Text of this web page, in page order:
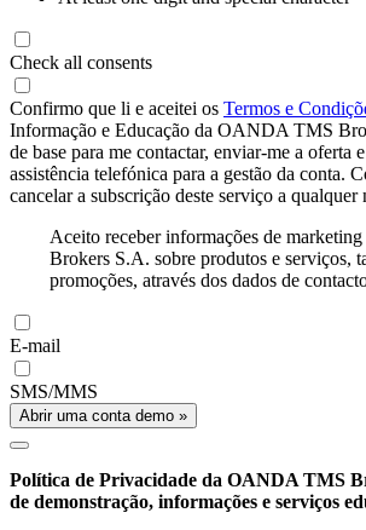
Check all consents
Confirmo que li e aceitei os Termos e
Informação e Educação da OANDA TMS
de base para me contactar, enviar-me a oferta
assistência telefónica para a gestão da conta.
cancelar a subscrição deste serviço a qualquer
Aceito receber informações de
Brokers S.A. sobre produtos e serviços,
promoções, através dos dados de
E-mail
SMS/MMS
Abrir uma conta demo »
Política de Privacidade da OANDA TMS
de demonstração, informações e serviços